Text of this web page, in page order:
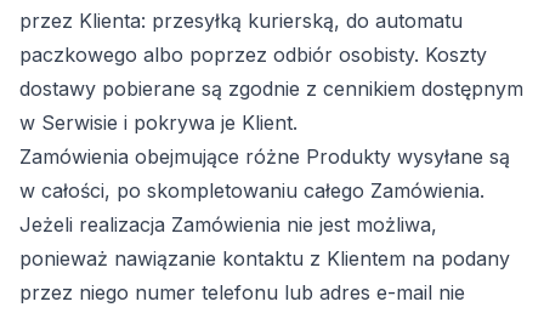
przez Klienta: przesyłką kurierską, do automatu
paczkowego albo poprzez odbiór osobisty. Koszty
dostawy pobierane są zgodnie z cennikiem dostępnym
w Serwisie i pokrywa je Klient.
Zamówienia obejmujące różne Produkty wysyłane są
w całości, po skompletowaniu całego Zamówienia.
Jeżeli realizacja Zamówienia nie jest możliwa,
ponieważ nawiązanie kontaktu z Klientem na podany
przez niego numer telefonu lub adres e-mail nie